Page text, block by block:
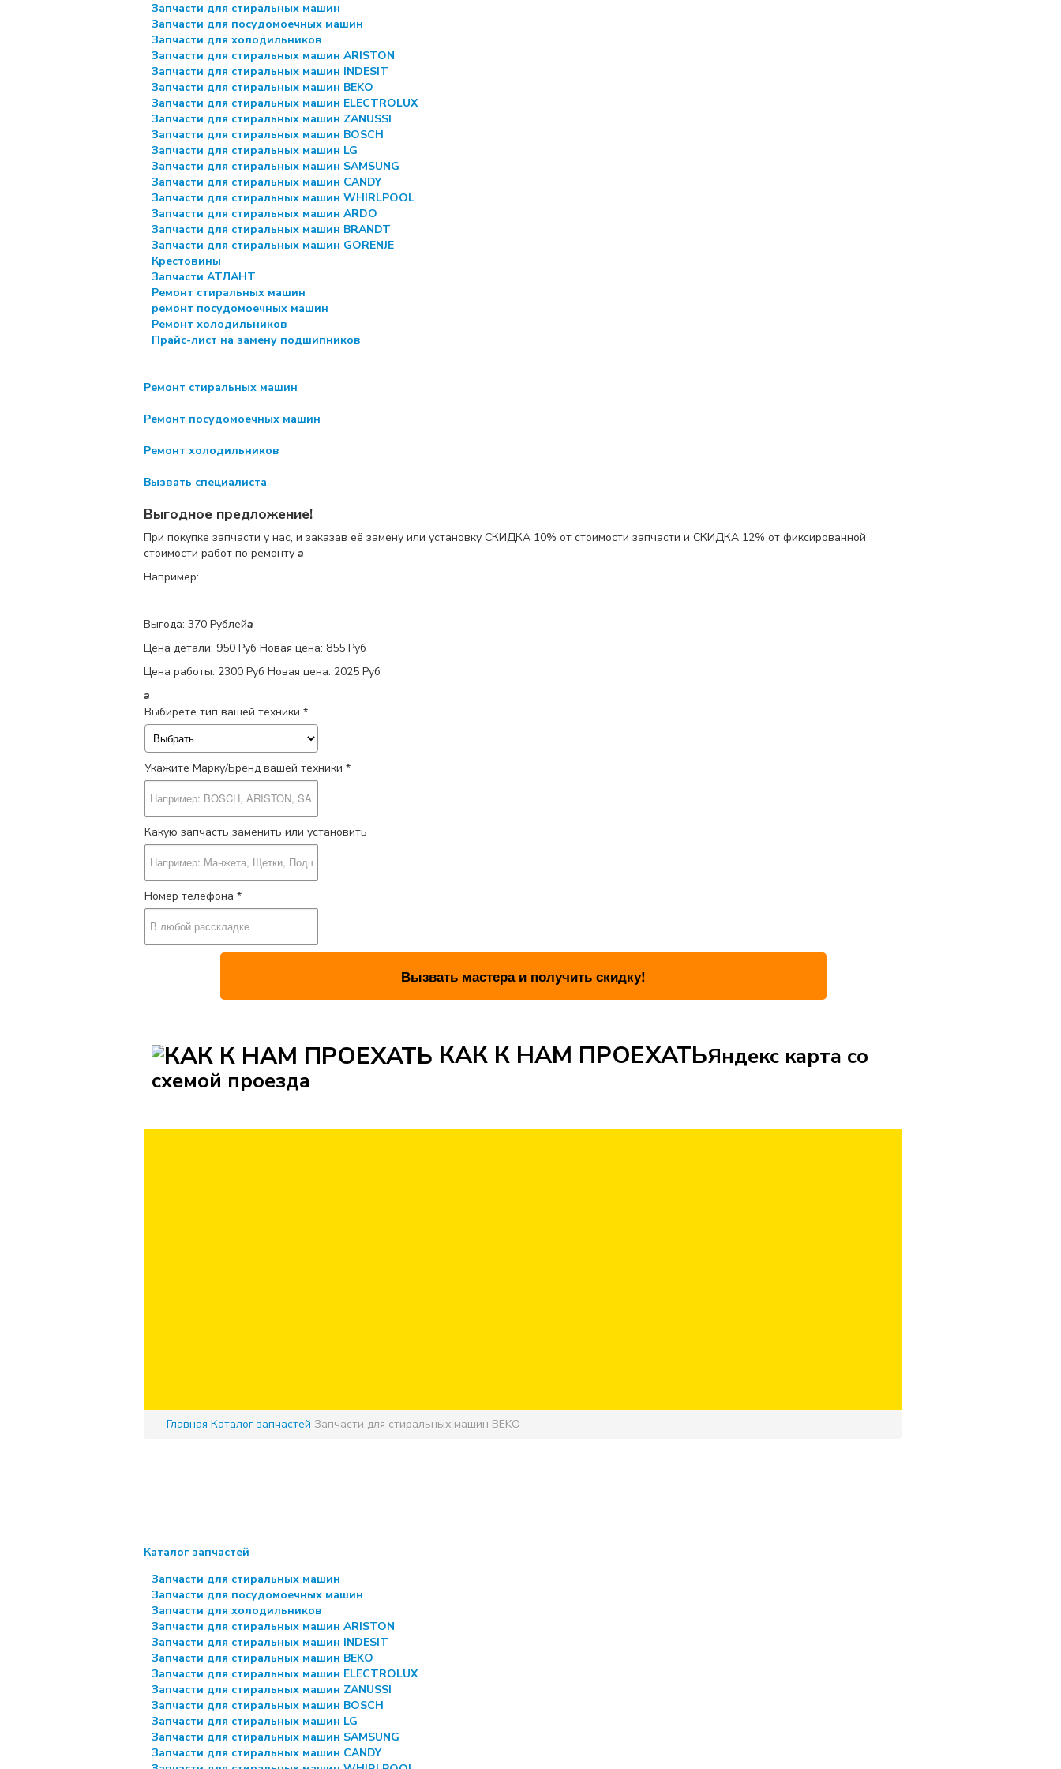
Запчасти для стиральных машин
Запчасти для посудомоечных машин
Запчасти для холодильников
Запчасти для стиральных машин ARISTON
Запчасти для стиральных машин INDESIT
Запчасти для стиральных машин BEKO
Запчасти для стиральных машин ELECTROLUX
Запчасти для стиральных машин ZANUSSI
Запчасти для стиральных машин BOSCH
Запчасти для стиральных машин LG
Запчасти для стиральных машин SAMSUNG
Запчасти для стиральных машин CANDY
Запчасти для стиральных машин WHIRLPOOL
Запчасти для стиральных машин ARDO
Запчасти для стиральных машин BRANDT
Запчасти для стиральных машин GORENJE
Крестовины
Запчасти АТЛАНТ
Ремонт стиральных машин
ремонт посудомоечных машин
Ремонт холодильников
Прайс-лист на замену подшипников
Ремонт стиральных машин
Ремонт посудомоечных машин
Ремонт холодильников
Вызвать специалиста
Выгодное предложение!
При покупке запчасти у нас, и заказав её замену или установку СКИДКА 10% от стоимости запчасти и СКИДКА 12% от фиксированной
стоимости работ по ремонту a
Например:
Выгода: 370 Рублейa
Цена детали: 950 Руб Новая цена: 855 Руб
Цена работы: 2300 Руб Новая цена: 2025 Руб
a
Выбирете тип вашей техники *
Укажите Марку/Бренд вашей техники *
Какую запчасть заменить или установить
Номер телефона *
КАК К НАМ ПРОЕХАТЬЯндекс карта со
схемой проезда
Главная Каталог запчастей Запчасти для стиральных машин BEKO
Каталог запчастей
Запчасти для стиральных машин
Запчасти для посудомоечных машин
Запчасти для холодильников
Запчасти для стиральных машин ARISTON
Запчасти для стиральных машин INDESIT
Запчасти для стиральных машин BEKO
Запчасти для стиральных машин ELECTROLUX
Запчасти для стиральных машин ZANUSSI
Запчасти для стиральных машин BOSCH
Запчасти для стиральных машин LG
Запчасти для стиральных машин SAMSUNG
Запчасти для стиральных машин CANDY